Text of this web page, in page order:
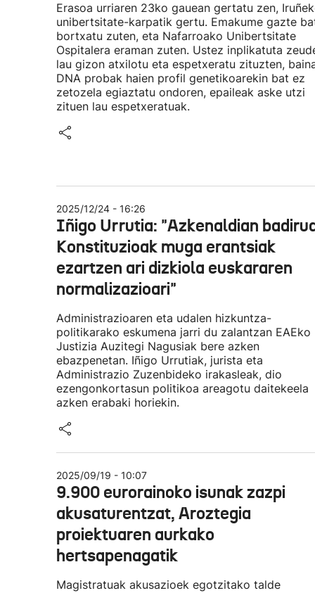
Erasoa urriaren 23ko gauean gertatu zen,
unibertsitate-karpatik gertu. Emakume gazte
bortxatu zuten, eta Nafarroako Unibertsitate
Ospitalera eraman zuten. Ustez inplikatuta
lau gizon atxilotu eta espetxeratu zituzten,
DNA probak haien profil genetikoarekin bat ez
zetozela egiaztatu ondoren, epaileak aske utzi
zituen lau espetxeratuak.
2025/12/24 - 16:26
Iñigo Urrutia: "Azkenaldian
Konstituzioak muga erantsiak
ezartzen ari dizkiola euskararen
normalizazioari"
Administrazioaren eta udalen hizkuntza-
politikarako eskumena jarri du zalantzan EAEko
Justizia Auzitegi Nagusiak bere azken
ebazpenetan. Iñigo Urrutiak, jurista eta
Administrazio Zuzenbideko irakasleak, dio
ezengonkortasun politikoa areagotu daitekeela
azken erabaki horiekin.
2025/09/19 - 10:07
9.900 eurorainoko isunak zazpi
akusaturentzat, Aroztegia
proiektuaren aurkako
hertsapenagatik
Magistratuak akusazioek egotzitako talde